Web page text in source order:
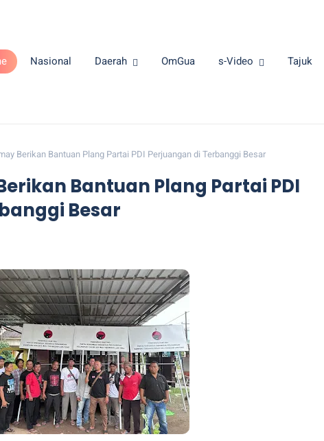
Nasional Daerah OmGua s-Video Tajuk
Berikan Bantuan Plang Partai PDI Perjuangan di Terbanggi Besar
Bantuan Plang Partai PDI
Besar